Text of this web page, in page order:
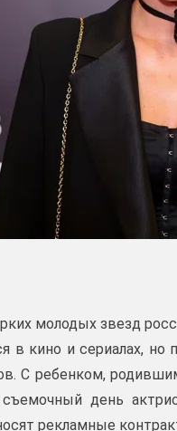
молодых звезд
в кино и сериалах,
С ребенком,
день
рекламные